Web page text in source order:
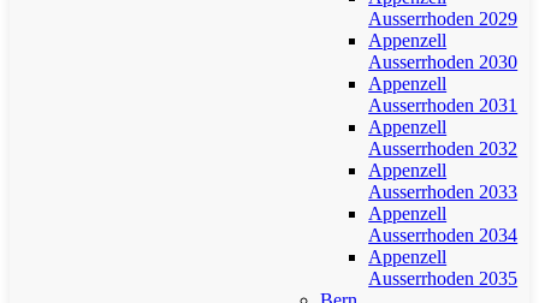
Ausserrhoden 2029
Appenzell
Ausserrhoden 2030
Appenzell
Ausserrhoden 2031
Appenzell
Ausserrhoden 2032
Appenzell
Ausserrhoden 2033
Appenzell
Ausserrhoden 2034
Appenzell
Ausserrhoden 2035